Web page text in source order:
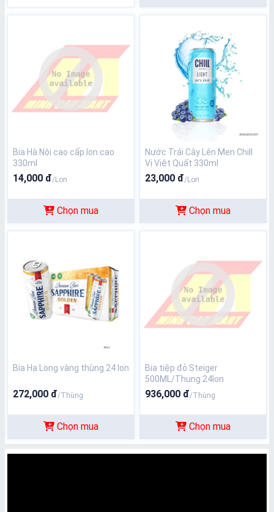
Bia Hà Nội cao cấp lon cao
330ml
14,000 đ/Lon
Chọn mua
Nước Trái Cây Lên Men Chill
Vị Việt Quất 330ml
23,000 đ/Lon
Chọn mua
Bia Hạ Long vàng thùng 24 lon
272,000 đ/Thùng
Chọn mua
Bia tiệp đỏ Steiger
500ML/Thung 24lon
936,000 đ/Thùng
Chọn mua